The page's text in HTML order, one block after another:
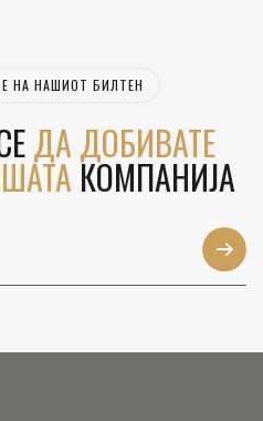
НА НАШИОТ БИЛТЕН
ДА ДОБИВАТЕ
КОМПАНИЈА